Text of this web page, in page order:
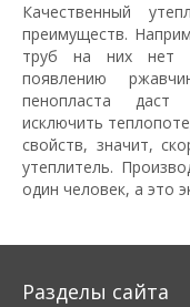
Качественный
преимуществ.
труб на них нет
появлению
пенопласта даст
исключить
свойств, значит,
утеплитель.
один человек, а это
Разделы сайта